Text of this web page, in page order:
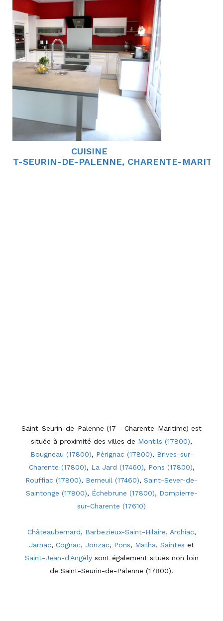
CUISINE
SEURIN-DE-PALENNE, CHARENTE-
Saint-Seurin-de-Palenne (17 - Charente-Maritime) est
située à proximité des villes de Montils (17800),
Bougneau (17800), Pérignac (17800), Brives-sur-
Charente (17800), La Jard (17460), Pons (17800),
Rouffiac (17800), Berneuil (17460), Saint-Sever-de-
Saintonge (17800), Échebrune (17800), Dompierre-
sur-Charente (17610)
Châteaubernard, Barbezieux-Saint-Hilaire, Archiac,
Jarnac, Cognac, Jonzac, Pons, Matha, Saintes et
Saint-Jean-d'Angélysont également situés non loin
de Saint-Seurin-de-Palenne (17800).